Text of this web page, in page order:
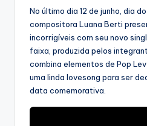
No último dia 12 de junho, dia
compositora Luana Berti
incorrigíveis com seu novo
faixa, produzida pelos
combina elementos de Pop
uma linda lovesong para ser
data comemorativa.